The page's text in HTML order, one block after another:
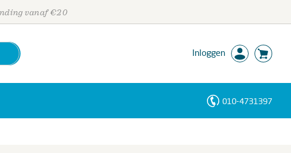
vanaf €20
Inloggen
010-4731397
Personen